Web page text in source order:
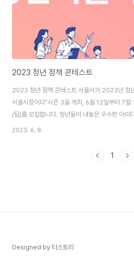
2023 청년 정책 콘테스트
2023 청년 정책 콘테스트 서울시가 2023년 청
서울시장이다"시즌 3을 개최, 6월 12일부터 7월
(팀)를 모집합니다. 청년들이 내놓은 우수한 아이
채택하는 정책 공모대회입니다. 전국의 만 19세
2023. 6. 8.
1
Designed by 티스토리